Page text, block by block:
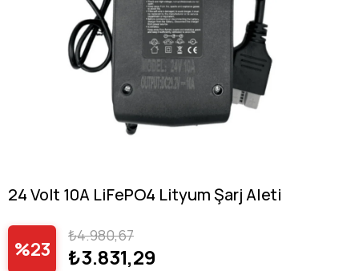
24 Volt 10A LiFePO4 Lityum Şarj Aleti
23
₺4.980,67
₺3.831,29